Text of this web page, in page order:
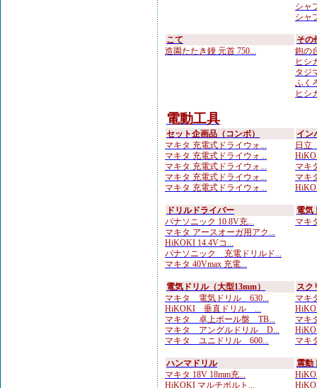
シャ
シャ
こて
造園たたき鏝 元首 750...
その
鉋の
ヒシ
タジ
ふく
ヒシ
電動工具
セット企画品（コンボ）
マキタ 充電式ドライウォ...
マキタ 充電式ドライウォ...
マキタ 充電式ドライウォ...
マキタ 充電式ドライウォ...
マキタ 充電式ドライウォ...
イン
日立
マキ
マキ
ドリルドライバー
パナソニック 10.8V充...
マキタ アースオーガ用アク...
HiKOKI 14.4Vコ...
パナソニック 充電ドリルド...
マキタ 40Vmax 充電...
電気
マキ
電気ドリル（大型13mm）
マキタ 電気ドリル 630...
HiKOKI 垂直ドリル ...
マキタ 卓上ボール盤 TB...
マキタ アングルドリル D...
マキタ ユニドリル 600...
スク
マキ
マキ
マキ
ハンマドリル
マキタ 18V 18mm充...
HiKOKI マルチボルト...
震動